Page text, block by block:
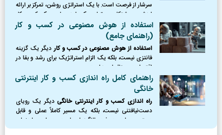
سرشار از فرصت است. با یک استراتژی روشن، تمرکز بر ارائه
ارزش و پشتکار، می‌توان یک ایده را به یک کسب‌وکار
پایدار و سودآور تبدیل کرد.
استفاده از هوش مصنوعی در کسب و کار
(راهنمای جامع)
استفاده از هوش مصنوعی در کسب و کار دیگر یک گزینه
فانتزی نیست، بلکه یک الزام استراتژیک برای رشد و بقا در
اقتصاد دیجیتال امروز است.
راهنمای کامل راه اندازی کسب و کار اینترنتی
خانگی
راه اندازی کسب و کار اینترنتی خانگیدیگر یک رویای
دست‌نیافتنی نیست، بلکه یک مسیر کاملاً عملی و قابل
دسترس برای هر فرد باانگیزه‌ای است. در این راهنمای
جامع، نقشه راه کاملی از نقطه صفر را ترسیم کردیم؛